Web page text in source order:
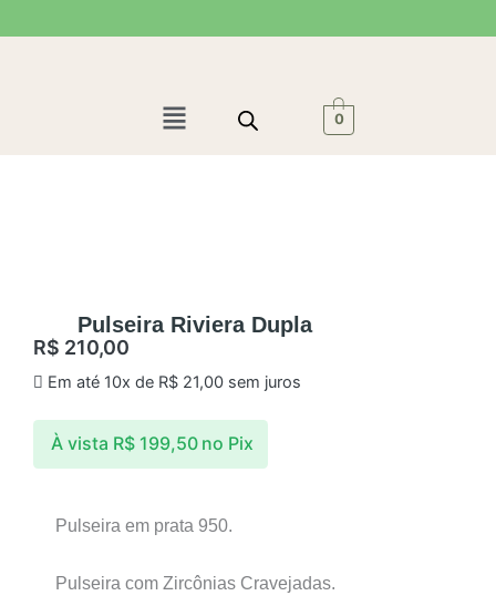
para
Menu 0
Pulseira Riviera Dupla
R$ 210,00
Em até 10x de R$21,00sem juros
À vista R$199,50 no Pix
Pulseira em prata 950.
Pulseira com Zircônias Cravejadas.